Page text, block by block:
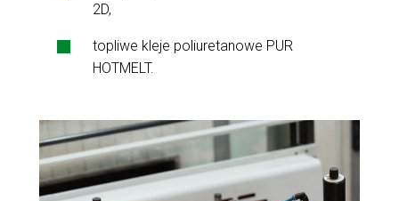
2D,
topliwe kleje poliuretanowe PUR
HOTMELT.